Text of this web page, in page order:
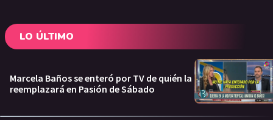
LO ÚLTIMO
Marcela Baños se enteró por TV de quién la
reemplazará en Pasión de Sábado